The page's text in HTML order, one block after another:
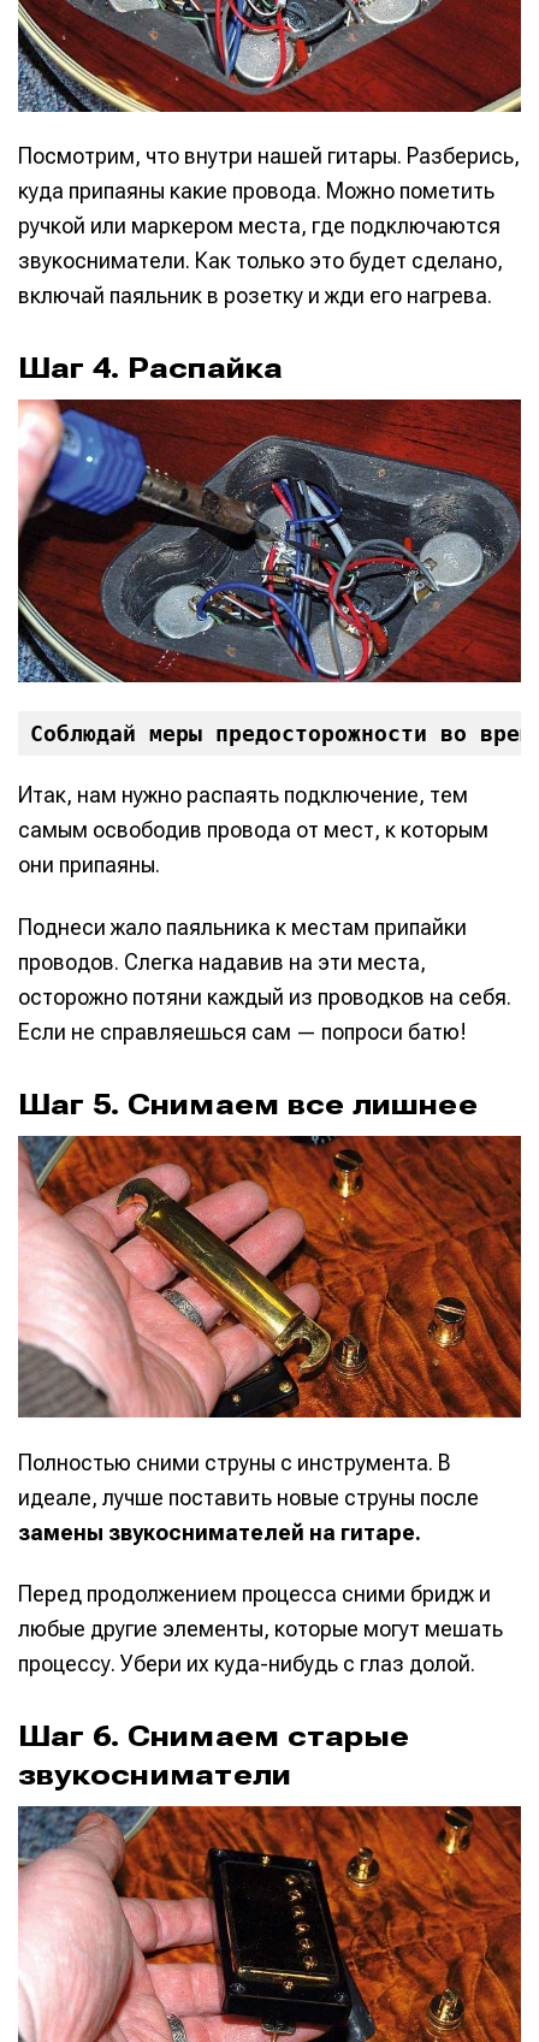
Посмотрим, что внутри нашей гитары. Разберись,
куда припаяны какие провода. Можно пометить
ручкой или маркером места, где подключаются
звукосниматели. Как только это будет сделано,
включай паяльник в розетку и жди его нагрева.
Шаг 4. Распайка
Соблюдай меры предосторожности во
Итак, нам нужно распаять подключение, тем
самым освободив провода от мест, к которым
они припаяны.
Поднеси жало паяльника к местам припайки
проводов. Слегка надавив на эти места,
осторожно потяни каждый из проводков на себя.
Если не справляешься сам — попроси батю!
Шаг 5. Снимаем все лишнее
Полностью сними струны с инструмента. В
идеале, лучше поставить новые струны после
замены звукоснимателей на гитаре.
Перед продолжением процесса сними бридж и
любые другие элементы, которые могут мешать
процессу. Убери их куда-нибудь с глаз долой.
Шаг 6. Снимаем старые
звукосниматели